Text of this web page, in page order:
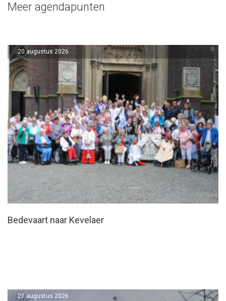
Meer agendapunten
Bedevaart naar Kevelaer
20 augustus 2026
21 augustus 2026